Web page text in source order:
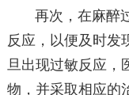
再次，在麻醉
反应，以便及时发
旦出现过敏反应，
物，并采取相应的